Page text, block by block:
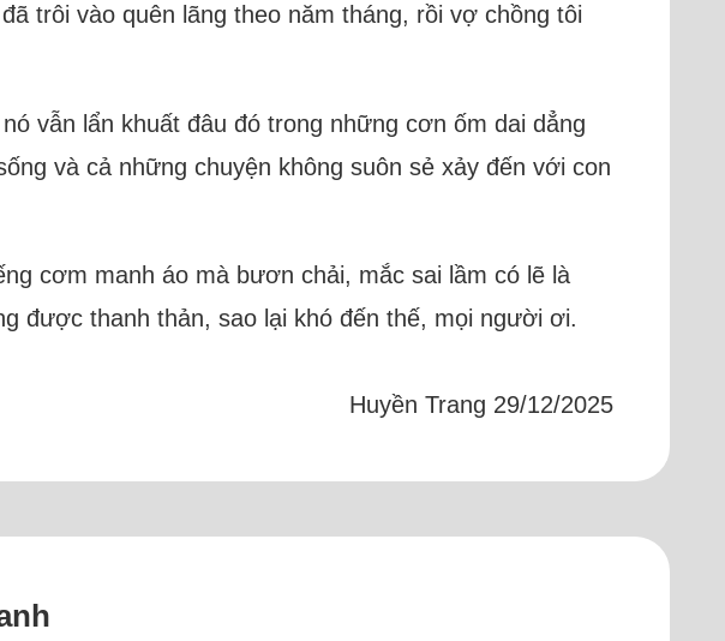
trôi vào quên lãng theo năm tháng, rồi vợ chồng tôi
vẫn lẩn khuất đâu đó trong những cơn ốm dai dẳng
và cả những chuyện không suôn sẻ xảy đến với con
cơm manh áo mà bươn chải, mắc sai lầm có lẽ là
được thanh thản, sao lại khó đến thế, mọi người ơi.
Huyền Trang 29/12/2025